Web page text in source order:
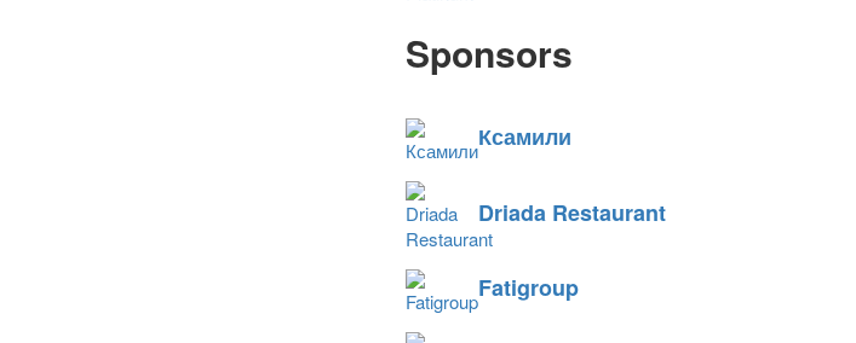
Sponsors
Ксамили
Driada Restaurant
Fatigroup